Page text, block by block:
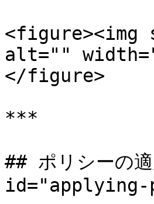
<figure><img
alt=""
</figure>
***
## ポリシー